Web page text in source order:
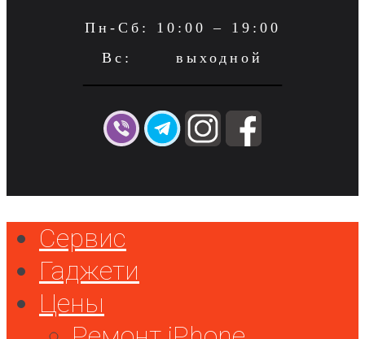
Пн-Сб: 10:00 – 19:00
Вс: выходной
Сервис
Гаджети
Цены